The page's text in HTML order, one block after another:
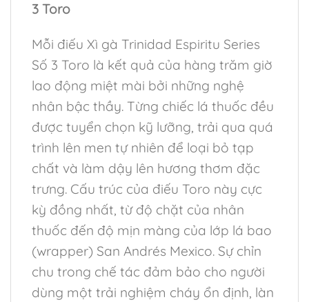
3 Toro
Mỗi điếu Xì gà Trinidad Espiritu Series
Số 3 Toro là kết quả của hàng trăm giờ
lao động miệt mài bởi những nghệ
nhân bậc thầy. Từng chiếc lá thuốc đều
được tuyển chọn kỹ lưỡng, trải qua quá
trình lên men tự nhiên để loại bỏ tạp
chất và làm dậy lên hương thơm đặc
trưng. Cấu trúc của điếu Toro này cực
kỳ đồng nhất, từ độ chặt của nhân
thuốc đến độ mịn màng của lớp lá bao
(wrapper) San Andrés Mexico. Sự chỉn
chu trong chế tác đảm bảo cho người
dùng một trải nghiệm cháy ổn định, làn